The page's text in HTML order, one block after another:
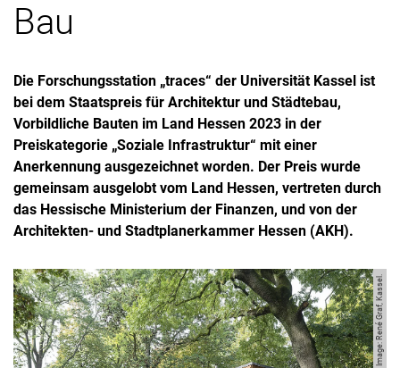
Bau
Die Forschungsstation „traces“ der Universität Kassel ist
bei dem Staatspreis für Architektur und Städtebau,
Vorbildliche Bauten im Land Hessen 2023 in der
Preiskategorie „Soziale Infrastruktur“ mit einer
Anerkennung ausgezeichnet worden. Der Preis wurde
gemeinsam ausgelobt vom Land Hessen, vertreten durch
das Hessische Ministerium der Finanzen, und von der
Architekten- und Stadtplanerkammer Hessen (AKH).
Image: René Graf, Kassel.